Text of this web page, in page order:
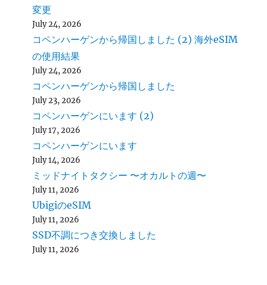
変更
July 24, 2026
コペンハーゲンから帰国しました (2) 海外eSIM
の使用結果
July 24, 2026
コペンハーゲンから帰国しました
July 23, 2026
コペンハーゲンにいます (2)
July 17, 2026
コペンハーゲンにいます
July 14, 2026
ミッドナイトタクシー 〜オカルトの週〜
July 11, 2026
UbigiのeSIM
July 11, 2026
SSD不調につき交換しました
July 11, 2026